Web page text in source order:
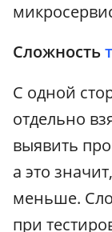
Сложность
С одной
отдельно
выявить
а это
меньше.
при